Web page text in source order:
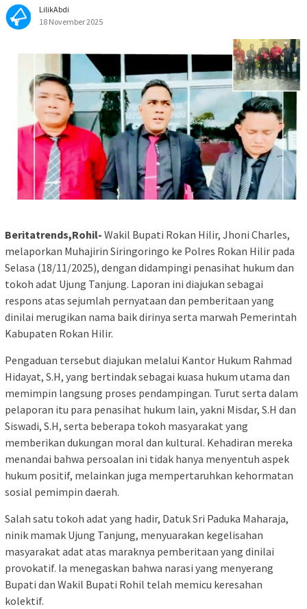
LilikAbdi
18 November 2025
Beritatrends,Rohil- Wakil Bupati Rokan Hilir, Jhoni Charles,
melaporkan Muhajirin Siringoringo ke Polres Rokan Hilir pada
Selasa (18/11/2025), dengan didampingi penasihat hukum dan
tokoh adat Ujung Tanjung. Laporan ini diajukan sebagai
respons atas sejumlah pernyataan dan pemberitaan yang
dinilai merugikan nama baik dirinya serta marwah Pemerintah
Kabupaten Rokan Hilir.
Pengaduan tersebut diajukan melalui Kantor Hukum Rahmad
Hidayat, S.H, yang bertindak sebagai kuasa hukum utama dan
memimpin langsung proses pendampingan. Turut serta dalam
pelaporan itu para penasihat hukum lain, yakni Misdar, S.H dan
Siswadi, S.H, serta beberapa tokoh masyarakat yang
memberikan dukungan moral dan kultural. Kehadiran mereka
menandai bahwa persoalan ini tidak hanya menyentuh aspek
hukum positif, melainkan juga mempertaruhkan kehormatan
sosial pemimpin daerah.
Salah satu tokoh adat yang hadir, Datuk Sri Paduka Maharaja,
ninik mamak Ujung Tanjung, menyuarakan kegelisahan
masyarakat adat atas maraknya pemberitaan yang dinilai
provokatif. Ia menegaskan bahwa narasi yang menyerang
Bupati dan Wakil Bupati Rohil telah memicu keresahan
kolektif.